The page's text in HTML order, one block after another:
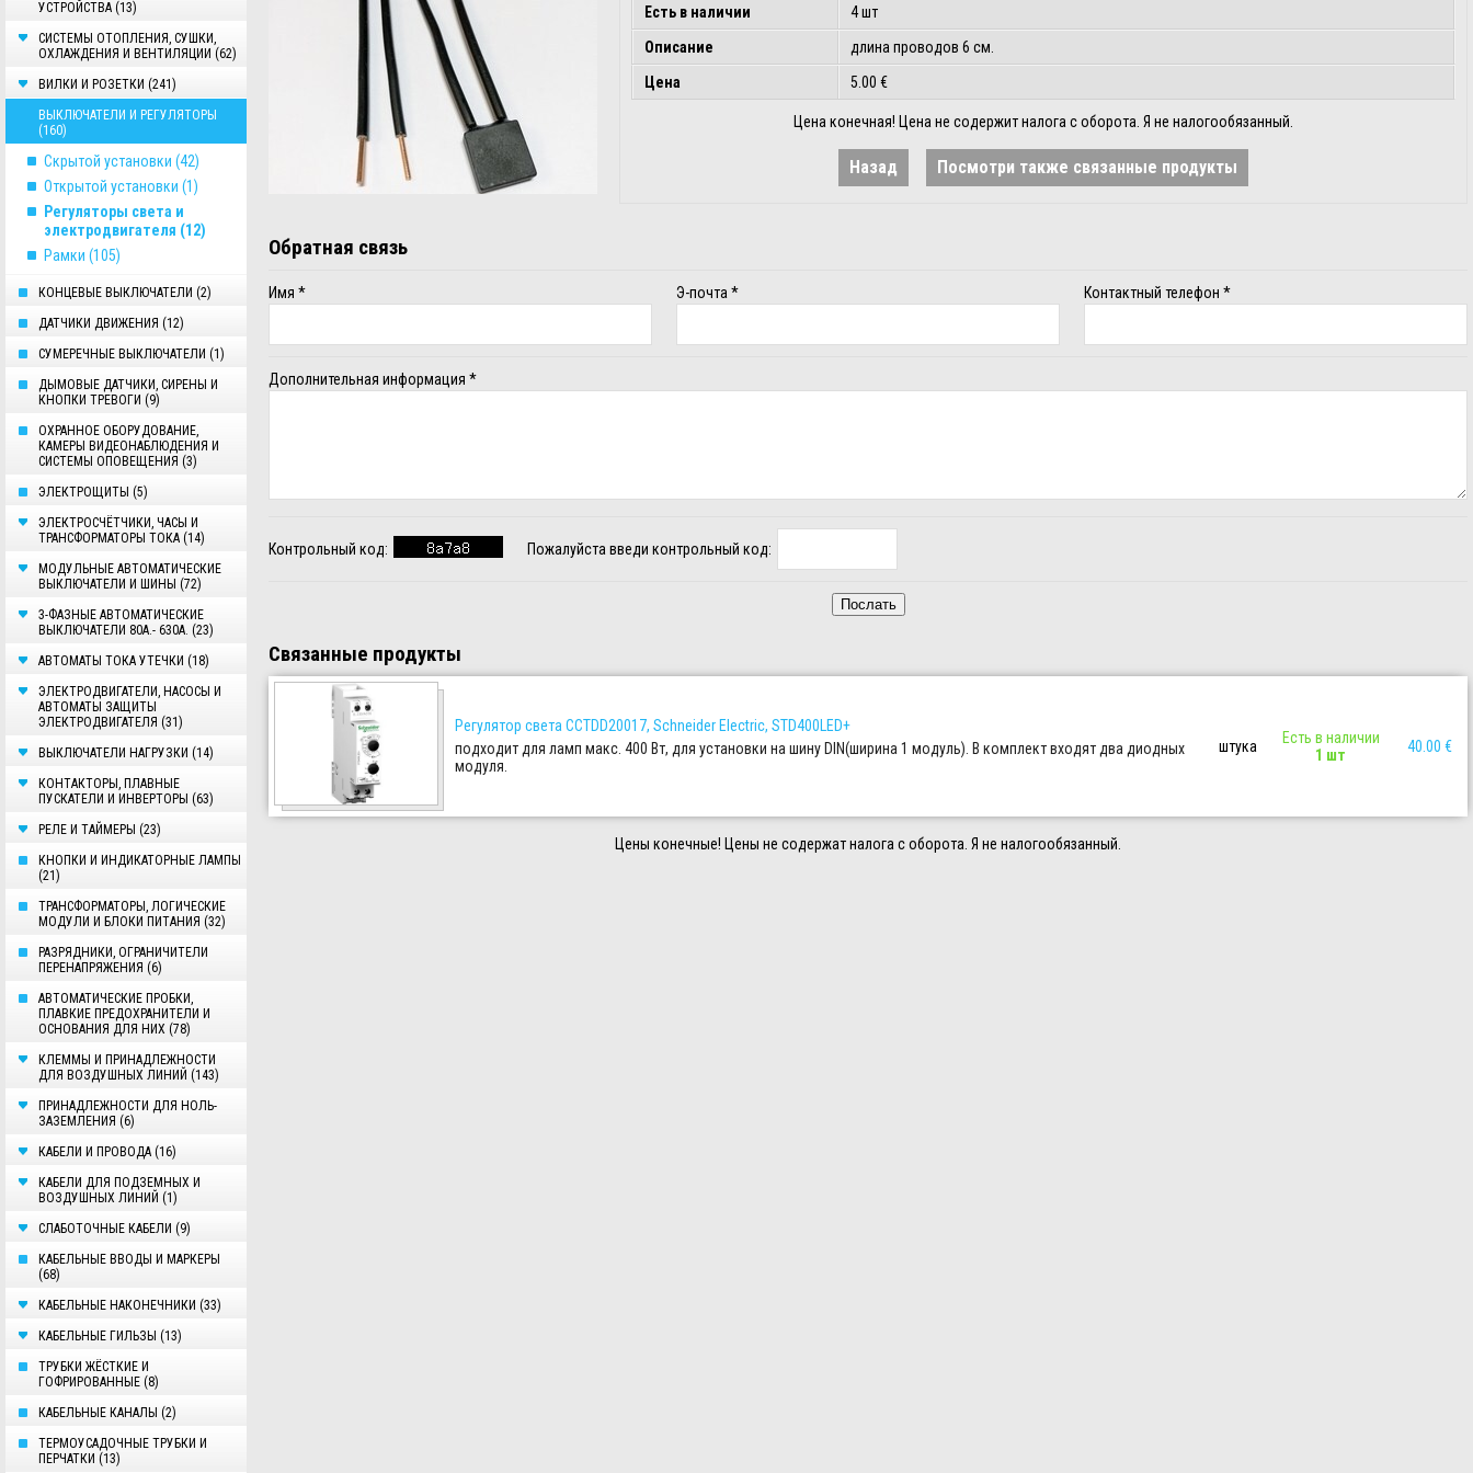
УСТРОЙСТВА (13)
СИСТЕМЫ ОТОПЛЕНИЯ, СУШКИ,
ОХЛАЖДЕНИЯ И ВЕНТИЛЯЦИИ (62)
ВИЛКИ И РОЗЕТКИ (241)
ВЫКЛЮЧАТЕЛИ И РЕГУЛЯТОРЫ
(160)
Скрытой установки (42)
Открытой установки (1)
Регуляторы света и
электродвигателя (12)
Рамки (105)
КОНЦЕВЫЕ ВЫКЛЮЧАТЕЛИ (2)
ДАТЧИКИ ДВИЖЕНИЯ (12)
СУМЕРЕЧНЫЕ ВЫКЛЮЧАТЕЛИ (1)
ДЫМОВЫЕ ДАТЧИКИ, СИРЕНЫ И
КНОПКИ ТРЕВОГИ (9)
ОХРАННОЕ ОБОРУДОВАНИЕ,
КАМЕРЫ ВИДЕОНАБЛЮДЕНИЯ И
СИСТЕМЫ ОПОВЕЩЕНИЯ (3)
ЭЛЕКТРОЩИТЫ (5)
ЭЛЕКТРОСЧЁТЧИКИ, ЧАСЫ И
ТРАНСФОРМАТОРЫ ТОКА (14)
МОДУЛЬНЫЕ АВТОМАТИЧЕСКИЕ
ВЫКЛЮЧАТЕЛИ И ШИНЫ (72)
3-ФАЗНЫЕ АВТОМАТИЧЕСКИЕ
ВЫКЛЮЧАТЕЛИ 80А.- 630А. (23)
AВТОМАТЫ ТОКА УТЕЧКИ (18)
ЭЛЕКТРОДВИГАТЕЛИ, НАСОСЫ И
АВТОМАТЫ ЗАЩИТЫ
ЭЛЕКТРОДВИГАТЕЛЯ (31)
ВЫКЛЮЧАТЕЛИ НАГРУЗКИ (14)
КОНТАКТОРЫ, ПЛАВНЫЕ
ПУСКАТЕЛИ И ИНВЕРТОРЫ (63)
РЕЛЕ И ТАЙМЕРЫ (23)
КНОПКИ И ИНДИКАТОРНЫЕ ЛАМПЫ
(21)
ТРАНСФОРМАТОРЫ, ЛОГИЧЕСКИЕ
МОДУЛИ И БЛОКИ ПИТАНИЯ (32)
РАЗРЯДНИКИ, ОГРАНИЧИТЕЛИ
ПЕРЕНАПРЯЖЕНИЯ (6)
АВТОМАТИЧЕСКИЕ ПРОБКИ,
ПЛАВКИЕ ПРЕДОХРАНИТЕЛИ И
ОСНОВАНИЯ ДЛЯ НИХ (78)
КЛЕММЫ И ПРИНАДЛЕЖНОСТИ
ДЛЯ ВОЗДУШНЫХ ЛИНИЙ (143)
ПРИНАДЛЕЖНОСТИ ДЛЯ НОЛЬ-
ЗАЗЕМЛЕНИЯ (6)
КАБЕЛИ И ПРОВОДА (16)
КАБЕЛИ ДЛЯ ПОДЗЕМНЫХ И
ВОЗДУШНЫХ ЛИНИЙ (1)
СЛАБОТОЧНЫЕ КАБЕЛИ (9)
КАБЕЛЬНЫЕ ВВОДЫ И МАРКЕРЫ
(68)
КАБЕЛЬНЫЕ НАКОНЕЧНИКИ (33)
КАБЕЛЬНЫЕ ГИЛЬЗЫ (13)
ТРУБКИ ЖЁСТКИЕ И
ГОФРИРОВАННЫЕ (8)
КАБЕЛЬНЫЕ КАНАЛЫ (2)
ТЕРМОУСАДОЧНЫЕ ТРУБКИ И
ПЕРЧАТКИ (13)
Есть в наличии
4 шт
Описание
длина проводов 6 см.
Цена
5.00 €
Цена конечная! Цена не содержит налога с оборота. Я не налогообязанный.
Назад Посмотри также связанные продукты
Обратная связь
Имя * Э-почта * Контактный телефон *
Дополнительная информация *
Контрольный код: Пожалуйста введи контрольный код:
Связанные продукты
Регулятор света CCTDD20017, Schneider Electric, STD400LED+
подходит для ламп макс. 400 Вт, для установки на шину DIN(ширина 1 модуль). В комплект входят два диодных
модуля.
штука
Есть в наличии
1 шт
40.00 €
Цены конечные! Цены не содержат налога с оборота. Я не налогообязанный.